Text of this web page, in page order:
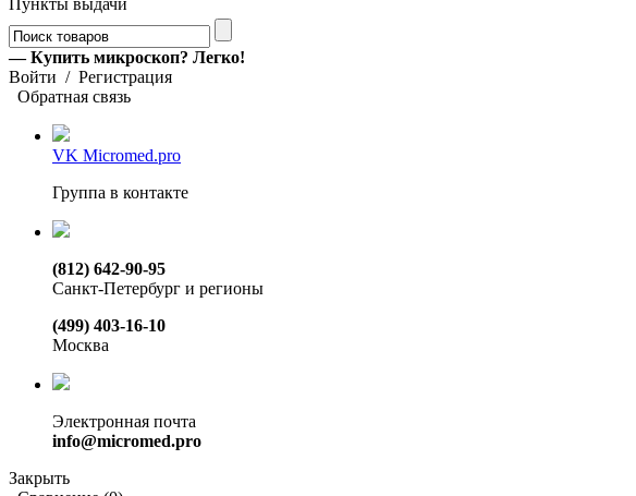
Пункты выдачи
— Купить микроскоп? Легко!
Войти / Регистрация
Обратная связь
VK Micromed.pro
Группа в контакте
(812) 642-90-95
Санкт-Петербург и регионы
(499) 403-16-10
Москва
Электронная почта
info@micromed.pro
Закрыть